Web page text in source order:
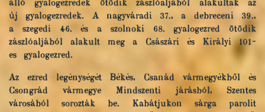
álló gyalogezredek ötödik zászlóaljából alakultak az
új gyalogezredek. A nagyváradi 37., a debreceni 39.,
a szegedi 46. és a szolnoki 68. gyalogezred ötödik
zászlóaljából alakult meg a Császári és Királyi 101-
es gyalogezred.
Az ezred legénységét Békés, Csanád vármegyékből és
Csongrád vármegye Mindszenti járásból, Szentes
városából sorozták be. Kabátjukon sárga parolit